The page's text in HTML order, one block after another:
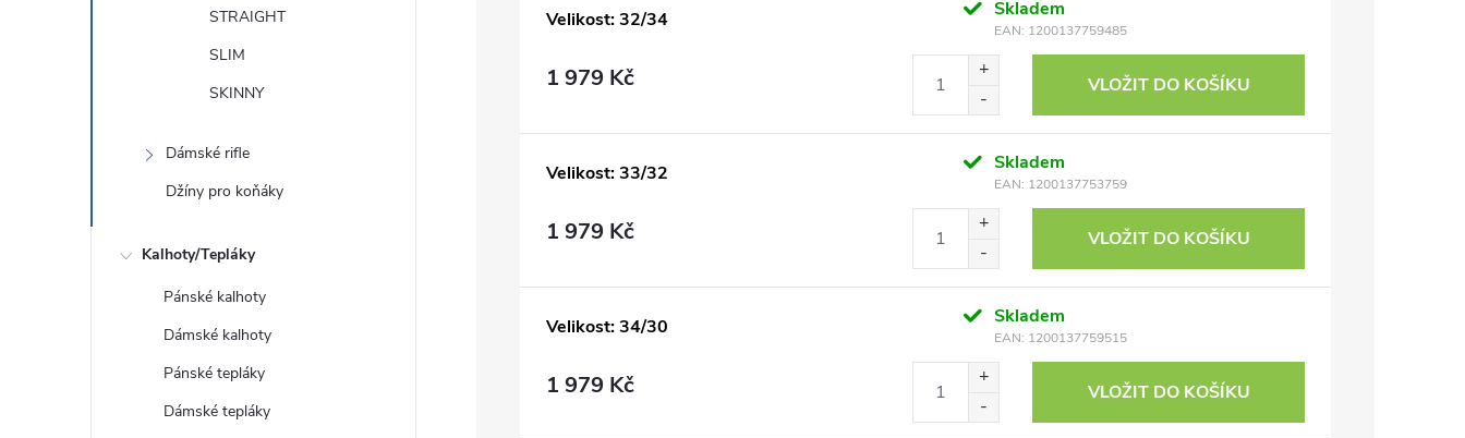
STRAIGHT
SLIM
SKINNY
Dámské rifle
Džíny pro koňáky
Kalhoty/Tepláky
Pánské kalhoty
Dámské kalhoty
Pánské tepláky
Dámské tepláky
Velikost: 32/34 Skladem
EAN: 1200137759485
1 979 Kč VLOŽIT DO KOŠÍKU
Velikost: 33/32 Skladem
EAN: 1200137753759
1 979 Kč VLOŽIT DO KOŠÍKU
Velikost: 34/30 Skladem
EAN: 1200137759515
1 979 Kč VLOŽIT DO KOŠÍKU